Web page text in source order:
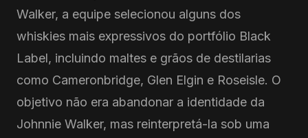
Walker, a equipe selecionou alguns dos
whiskies mais expressivos do portfólio Black
Label, incluindo maltes e grãos de destilarias
como Cameronbridge, Glen Elgin e Roseisle. O
objetivo não era abandonar a identidade da
Johnnie Walker, mas reinterpretá-la sob uma